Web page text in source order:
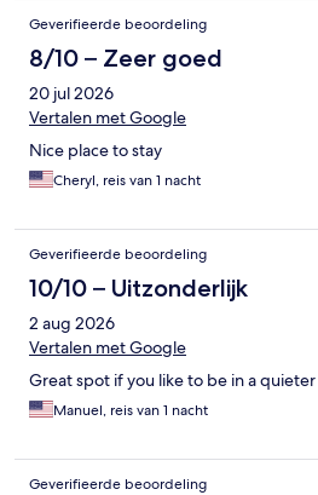
Geverifieerde beoordeling
8/10 – Zeer goed
20 jul 2026
Vertalen met Google
Nice place to stay
Cheryl, reis van 1 nacht
Geverifieerde beoordeling
10/10 – Uitzonderlijk
2 aug 2026
Vertalen met Google
Great spot if you like to be in a
Manuel, reis van 1 nacht
Geverifieerde beoordeling